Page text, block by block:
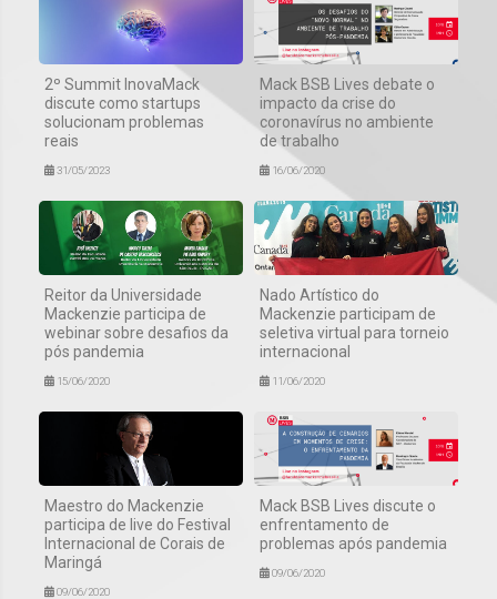
2º Summit InovaMack
discute como startups
solucionam problemas
reais
31/05/2023
Mack BSB Lives debate o
impacto da crise do
coronavírus no ambiente
de trabalho
16/06/2020
Reitor da Universidade
Mackenzie participa de
webinar sobre desafios da
pós pandemia
15/06/2020
Nado Artístico do
Mackenzie participam de
seletiva virtual para torneio
internacional
11/06/2020
Maestro do Mackenzie
participa de live do Festival
Internacional de Corais de
Maringá
09/06/2020
Mack BSB Lives discute o
enfrentamento de
problemas após pandemia
09/06/2020